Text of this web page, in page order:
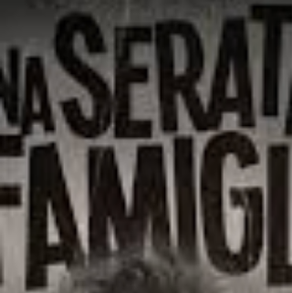
Bertani: Beatrice su Io Donna
Tra i consigli teatrali della settimana su Io Donna ,
l’inserto del Corriere della Sera , compare anche
Beatrice , lo spettacolo di Valeria Bertani, autrice
interprete, con la messa in scena di Monica
Faggiani. Lo spettacolo sarà in scena sabato 21 e
domenica 22 marzo al Teatro Elettra di Roma ,
inserito in stagione dopo la vittoria della rassegna
teatrale Le forme dell’Amore . Un’occasione
speciale per avvicinarsi al DanteDì, che si celebra
25 marzo. Ecco il link all'ar